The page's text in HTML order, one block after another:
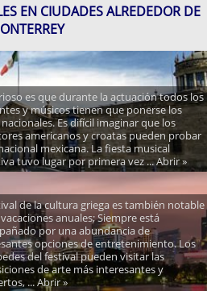
EN CIUDADES ALREDEDOR DE
es que durante la actuación todos los
y músicos tienen que ponerse los
Es difícil imaginar que los
americanos y croatas pueden probar
mexicana. La fiesta musical
tuvo lugar por primera vez ... Abrir »
de la cultura griega es también notable
anuales; Siempre está
por una abundancia de
opciones de entretenimiento. Los
del festival pueden visitar las
de arte más interesantes y
... Abrir »